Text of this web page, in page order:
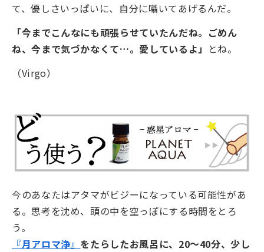
て、優しさいっぱいに、自分に囁いてあげるんだ。
「今までこんなにも頑張らせていたんだね。ごめん
ね、今まで気づかなくて…。愛しているよ」 とね。
（Virgo）
今のあなたはアタマがビジーになっている可能性があ
る。思考を沈め、頭の中を空っぽにする時間をとろ
う。
『月アロマ浄』 をたらしたお風呂に、20～40分、少し